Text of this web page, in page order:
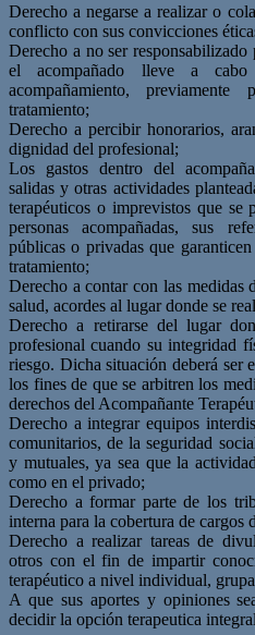
Derecho a negarse a realizar o
conflicto con sus convicciones
Derecho a no ser
el acompañado lleve a
acompañamiento,
tratamiento;
Derecho a percibir honorarios,
dignidad del profesional;
Los gastos dentro del
salidas y otras actividades
terapéuticos o imprevistos que se
personas acompañadas, sus
públicas o privadas que
tratamiento;
Derecho a contar con las medidas
salud, acordes al lugar donde se
Derecho a retirarse del lugar
profesional cuando su integridad
riesgo. Dicha situación deberá ser
los fines de que se arbitren los
derechos del Acompañante
Derecho a integrar equipos
comunitarios, de la seguridad
y mutuales, ya sea que la
como en el privado;
Derecho a formar parte de los
interna para la cobertura de cargos
Derecho a realizar tareas de
otros con el fin de impartir
terapéutico a nivel individual,
A que sus aportes y opiniones
decidir la opción terapeutica